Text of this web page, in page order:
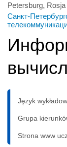
Petersburg, Rosja
Санкт-
Język
Grupa
Strona www